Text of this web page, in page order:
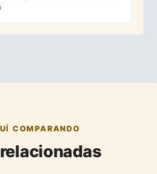
COMPARANDO